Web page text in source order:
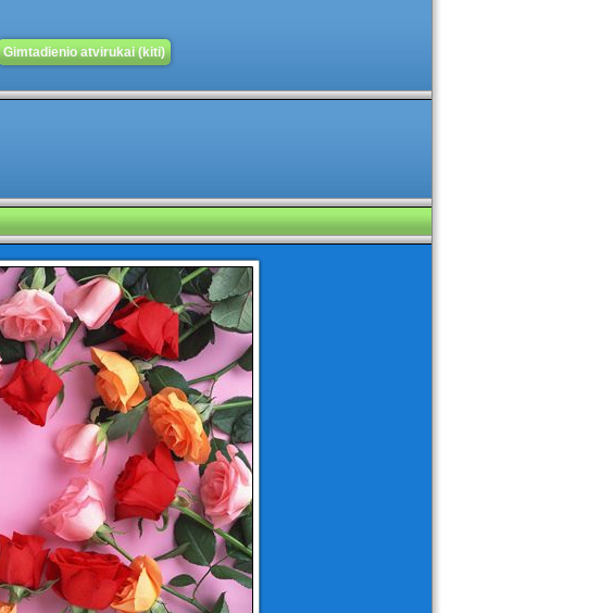
Gimtadienio atvirukai (kiti)